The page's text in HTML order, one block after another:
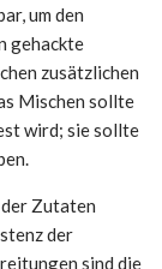
um den
gehackte
zusätzlichen
Mischen sollte
wird; sie sollte
Zutaten
der
sind die